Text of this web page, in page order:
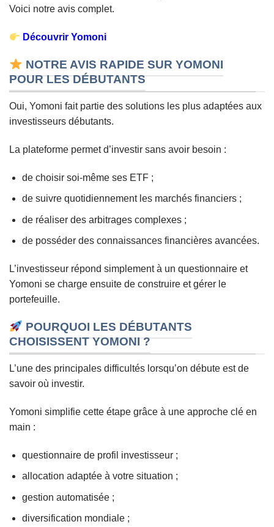
Voici notre avis complet.
Découvrir Yomoni
NOTRE AVIS RAPIDE SUR YOMONI
POUR LES DÉBUTANTS
Oui, Yomoni fait partie des solutions les plus adaptées aux
investisseurs débutants.
La plateforme permet d’investir sans avoir besoin :
de choisir soi-même ses ETF ;
de suivre quotidiennement les marchés financiers ;
de réaliser des arbitrages complexes ;
de posséder des connaissances financières avancées.
L’investisseur répond simplement à un questionnaire et
Yomoni se charge ensuite de construire et gérer le
portefeuille.
POURQUOI LES DÉBUTANTS
CHOISISSENT YOMONI ?
L’une des principales difficultés lorsqu’on débute est de
savoir où investir.
Yomoni simplifie cette étape grâce à une approche clé en
main :
questionnaire de profil investisseur ;
allocation adaptée à votre situation ;
gestion automatisée ;
diversification mondiale ;